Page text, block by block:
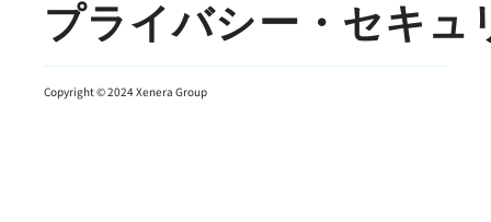
Copyright © 2024 Xenera Group
プライバシー・セキュ